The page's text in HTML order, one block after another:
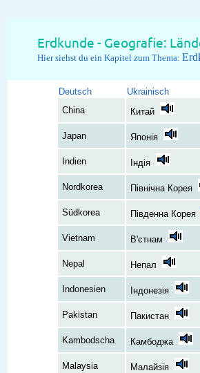
Erdkunde - Geografie:
Hier siehst du ein Kapitel zum Thema:
Deutsch
Ukrainisch
China
Китай
Japan Японія
Indien Індія
Nordkorea Північна Корея
Südkorea Південна Корея
Vietnam В'єтнам
Nepal Непал
Indonesien Індонезія
Pakistan Пакистан
Kambodscha Камбоджа
Malaysia Малайзія